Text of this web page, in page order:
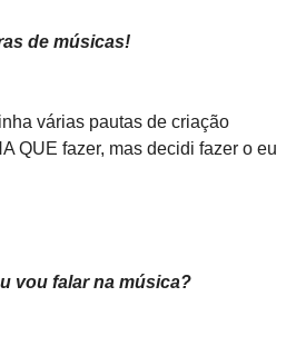
de músicas!
várias pautas de criação
QUE fazer, mas decidi fazer o eu
vou falar na música?